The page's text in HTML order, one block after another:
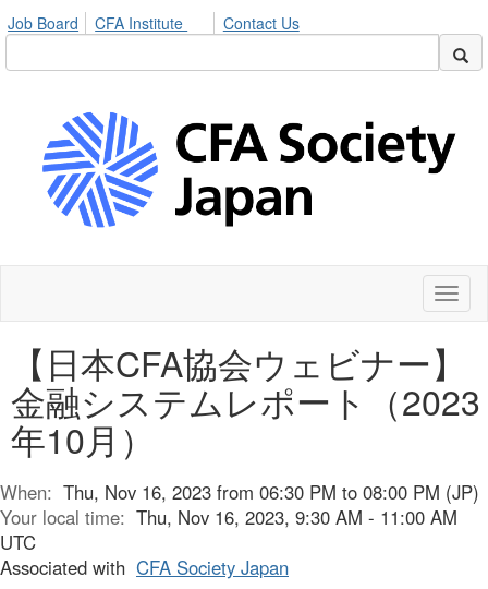
Job Board CFA Institute Contact Us
【日本CFA協会ウェビナー】
金融システムレポート（2023
年10月）
When: Thu, Nov 16, 2023 from 06:30 PM to 08:00 PM (JP)
Your local time: Thu, Nov 16, 2023, 9:30 AM - 11:00 AM
UTC
Associated with CFA Society Japan